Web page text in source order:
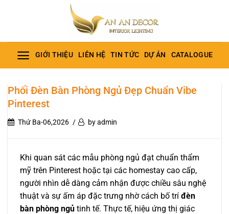
dung
GIỚI THIỆU LIÊN HỆ TIN TỨC DỰ ÁN CATALOGUE
Phối Đèn Bàn Phòng Ngủ Đẹp Chuẩn Vibe
Pinterest
Thứ Ba-06,2026 by admin
Khi quan sát các mẫu phòng ngủ đạt chuẩn thẩm
mỹ trên Pinterest hoặc tại các homestay cao cấp,
người nhìn dễ dàng cảm nhận được chiều sâu nghệ
thuật và sự ấm áp đặc trưng nhờ cách bố trí đèn
bàn phòng ngủ tinh tế. Thực tế, hiệu ứng thị giác